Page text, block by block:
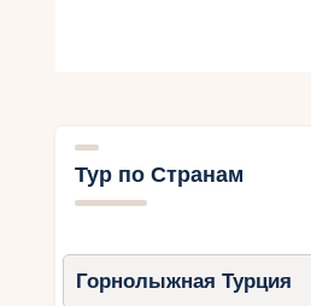
Тур по Странам
Горнолыжная Турция